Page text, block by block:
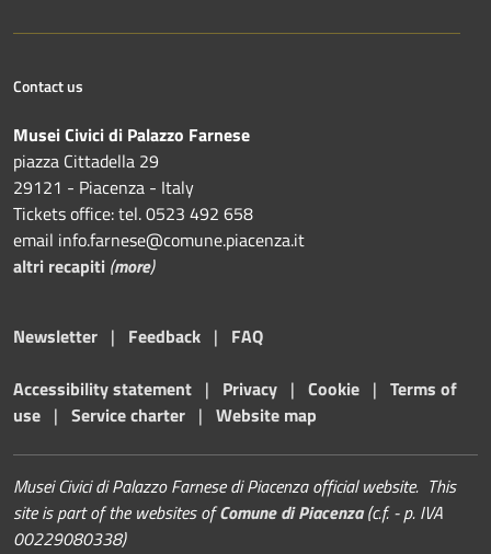
Contact us
Musei Civici di Palazzo Farnese
piazza Cittadella 29
29121 - Piacenza - Italy
Tickets office: tel. 0523 492 658
email info.farnese@comune.piacenza.it
altri recapiti (more)
Newsletter | Feedback | FAQ
Accessibility statement | Privacy | Cookie | Terms of
use | Service charter | Website map
Musei Civici di Palazzo Farnese di Piacenza official website. This
site is part of the websites ofComune di Piacenza(c.f. - p. IVA
00229080338)